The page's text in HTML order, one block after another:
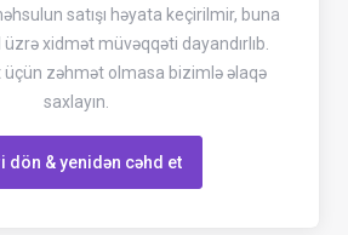
satışı həyata keçirilmir, buna
xidmət müvəqqəti dayandırlıb.
zəhmət olmasa bizimlə əlaqə
saxlayın.
dön & yenidən cəhd et